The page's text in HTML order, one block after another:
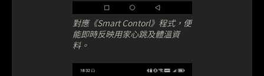
對應《Smart Contorl》程式，便
能即時反映用家心跳及體溫資
料。